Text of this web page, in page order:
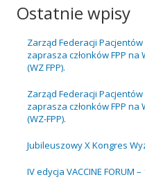
Ostatnie wpisy
Zarząd Federacji
zaprasza członków FPP
(WZ FPP).
Zarząd Federacji
zaprasza członków FPP
(WZ-FPP).
Jubileuszowy X Kongres
IV edycja VACCINE FORUM